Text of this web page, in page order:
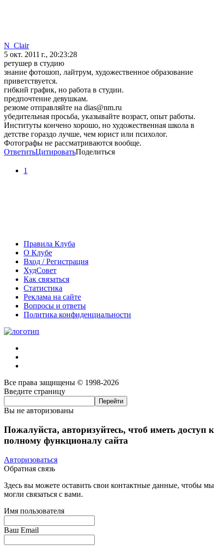
N_Clair
5 окт. 2011 г., 20:23:28
ретушер в студию
знание фотошоп, лайтрум, художественное образование
приветствуется.
гибкий график, но работа в студии.
предпочтение девушкам.
резюме отправляйте на dias@nm.ru
убедительная просьба, указывайте возраст, опыт работы.
Институты кончено хорошо, но художественная школа в
детстве гораздо лучше, чем юрист или психолог.
Фотографы не рассматриваются вообще.
ОтветитьЦитироватьПоделиться
1
Правила Клуба
О Клубе
Вход / Регистрация
ХудСовет
Как связаться
Статистика
Реклама на сайте
Вопросы и ответы
Политика конфиденциальности
Все права защищены © 1998-2026
Введите страницу
Вы не авторизованы
Пожалуйста, авторизуйтесь, чтоб иметь доступ к
полному функционалу сайта
Авторизоваться
Обратная связь
Здесь вы можете оставить свои контактные данные, чтобы мы
могли связаться с вами.
Имя пользователя
Ваш Email